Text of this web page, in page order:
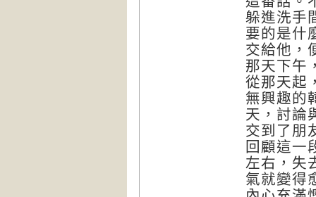
躲進洗手
要的是什
交給他，
那天下午
從那天起
無興趣的
天，討論
交到了朋
回顧這一
左右，失
氣就變得